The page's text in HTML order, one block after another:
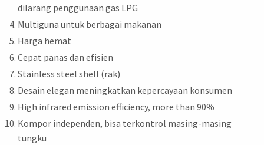
dilarang penggunaan gas LPG
Multiguna untuk berbagai makanan
Harga hemat
Cepat panas dan efisien
Stainless steel shell (rak)
Desain elegan meningkatkan kepercayaan konsumen
High infrared emission efficiency, more than 90%
Kompor independen, bisa terkontrol masing-masing
tungku